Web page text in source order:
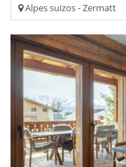
Alpes suizos - Zermatt